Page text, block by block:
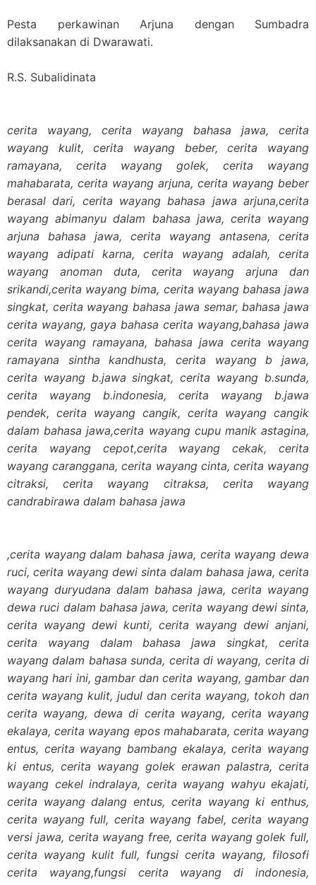
Pesta perkawinan Arjuna dengan Sumbadra
dilaksanakan di Dwarawati.
R.S. Subalidinata
cerita wayang, cerita wayang bahasa jawa, cerita
wayang kulit, cerita wayang beber, cerita wayang
ramayana, cerita wayang golek, cerita wayang
mahabarata, cerita wayang arjuna, cerita wayang beber
berasal dari, cerita wayang bahasa jawa arjuna,cerita
wayang abimanyu dalam bahasa jawa, cerita wayang
arjuna bahasa jawa, cerita wayang antasena, cerita
wayang adipati karna, cerita wayang adalah, cerita
wayang anoman duta, cerita wayang arjuna dan
srikandi,cerita wayang bima, cerita wayang bahasa jawa
singkat, cerita wayang bahasa jawa semar, bahasa jawa
cerita wayang, gaya bahasa cerita wayang,bahasa jawa
cerita wayang ramayana, bahasa jawa cerita wayang
ramayana sintha kandhusta, cerita wayang b jawa,
cerita wayang b.jawa singkat, cerita wayang b.sunda,
cerita wayang b.indonesia, cerita wayang b.jawa
pendek, cerita wayang cangik, cerita wayang cangik
dalam bahasa jawa,cerita wayang cupu manik astagina,
cerita wayang cepot,cerita wayang cekak, cerita
wayang caranggana, cerita wayang cinta, cerita wayang
citraksi, cerita wayang citraksa, cerita wayang
candrabirawa dalam bahasa jawa
,cerita wayang dalam bahasa jawa, cerita wayang dewa
ruci, cerita wayang dewi sinta dalam bahasa jawa, cerita
wayang duryudana dalam bahasa jawa, cerita wayang
dewa ruci dalam bahasa jawa, cerita wayang dewi sinta,
cerita wayang dewi kunti, cerita wayang dewi anjani,
cerita wayang dalam bahasa jawa singkat, cerita
wayang dalam bahasa sunda, cerita di wayang, cerita di
wayang hari ini, gambar dan cerita wayang, gambar dan
cerita wayang kulit, judul dan cerita wayang, tokoh dan
cerita wayang, dewa di cerita wayang, cerita wayang
ekalaya, cerita wayang epos mahabarata, cerita wayang
entus, cerita wayang bambang ekalaya, cerita wayang
ki entus, cerita wayang golek erawan palastra, cerita
wayang cekel indralaya, cerita wayang wahyu ekajati,
cerita wayang dalang entus, cerita wayang ki enthus,
cerita wayang full, cerita wayang fabel, cerita wayang
versi jawa, cerita wayang free, cerita wayang golek full,
cerita wayang kulit full, fungsi cerita wayang, filosofi
cerita wayang,fungsi cerita wayang di indonesia,